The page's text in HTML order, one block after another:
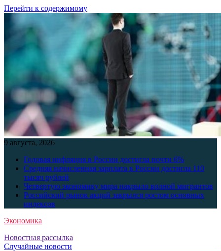
Перейти к содержимому
9 августа, 2026
Годовая инфляция в России достигла почти 6%
Средняя начисленная зарплата в России достигла 110
тысяч рублей
Четвертую экономику мира накрыло волной мигрантов
Российский рынок акций закрылся ростом основных
индексов
Экономика
Новостная рассылка
Случайные новости